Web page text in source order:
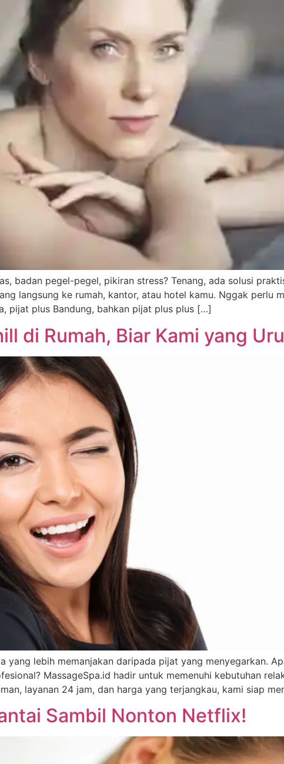
badan pegel-pegel, pikiran stress? Tenang, ada solusi
langsung ke rumah, kantor, atau hotel kamu. Nggak perlu
pijat plus Bandung, bahkan pijat plus plus […]
di Rumah, Biar Kami yang
yang lebih memanjakan daripada pijat yang menyegarkan.
MassageSpa.id hadir untuk memenuhi kebutuhan
layanan 24 jam, dan harga yang terjangkau, kami siap
Sambil Nonton Netflix!